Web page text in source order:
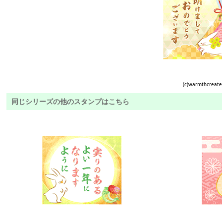
(c)warmthcreate
同じシリーズの他のスタンプはこちら